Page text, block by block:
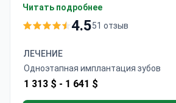
циркониевые коронки.
составляет около 5 060 EUR и
пожизненной гарантией, 24
пластику, удаление 3 зубов,
5*, трансфер и услуги
Читать подробнее
4.551 отзыв
ЛЕЧЕНИЕ
Одноэтапная имплантация зубов
1 313 $ - 1 641 $